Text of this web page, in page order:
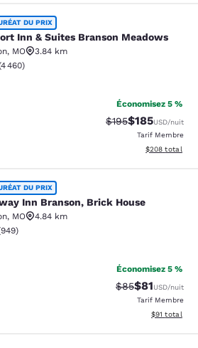
Suites Branson
DU PRIX
Inn & Suites Branson Meadows
, MO
3.84 km
Exceptionnel. 4460 commentaires
4 460)
Économisez 5 %
Tarif barré :
$195Tarif réduit :
$185USD/nuit
Tarif Membre
Afficher les
$208 total
Brick House
DU PRIX
Inn Branson, Brick House
, MO
4.84 km
Exceptionnel. 949 commentaires
949)
Économisez 5 %
Tarif barré :
$85Tarif réduit :
$81USD/nuit
Tarif Membre
Afficher les
$91 total